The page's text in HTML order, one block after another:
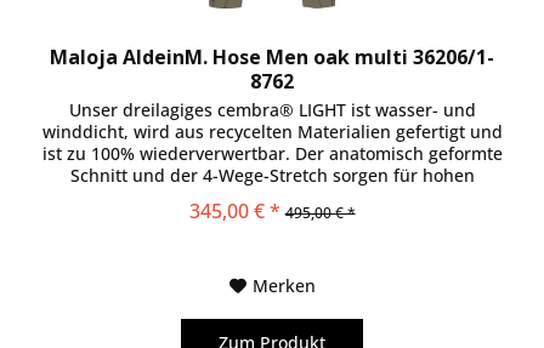
Maloja AldeinM. Hose Men oak multi 36206/1-
8762
Unser dreilagiges cembra® LIGHT ist wasser- und
winddicht, wird aus recycelten Materialien gefertigt und
ist zu 100% wiederverwertbar. Der anatomisch geformte
Schnitt und der 4-Wege-Stretch sorgen für hohen
345,00 € * 495,00 € *
Merken
Zum Produkt